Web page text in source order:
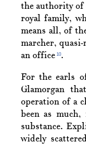
the authority of
royal family,
means all, of
marcher,
an office 10.
For the earls
Glamorgan
operation of a
been as
substance.
widely